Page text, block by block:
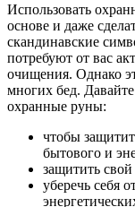
Использовать
основе и даже
скандинавские
потребуют от вас
очищения. Однако
многих бед. Давайте
охранные руны:
чтобы
бытового и
защитить
уберечь себя